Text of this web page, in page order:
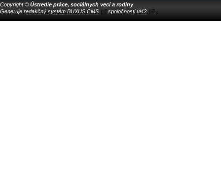
Copyright © Ústredie práce, sociálnych vecí a rodiny
Generuje redakčný systém BUXUS CMS spoločnostiui42